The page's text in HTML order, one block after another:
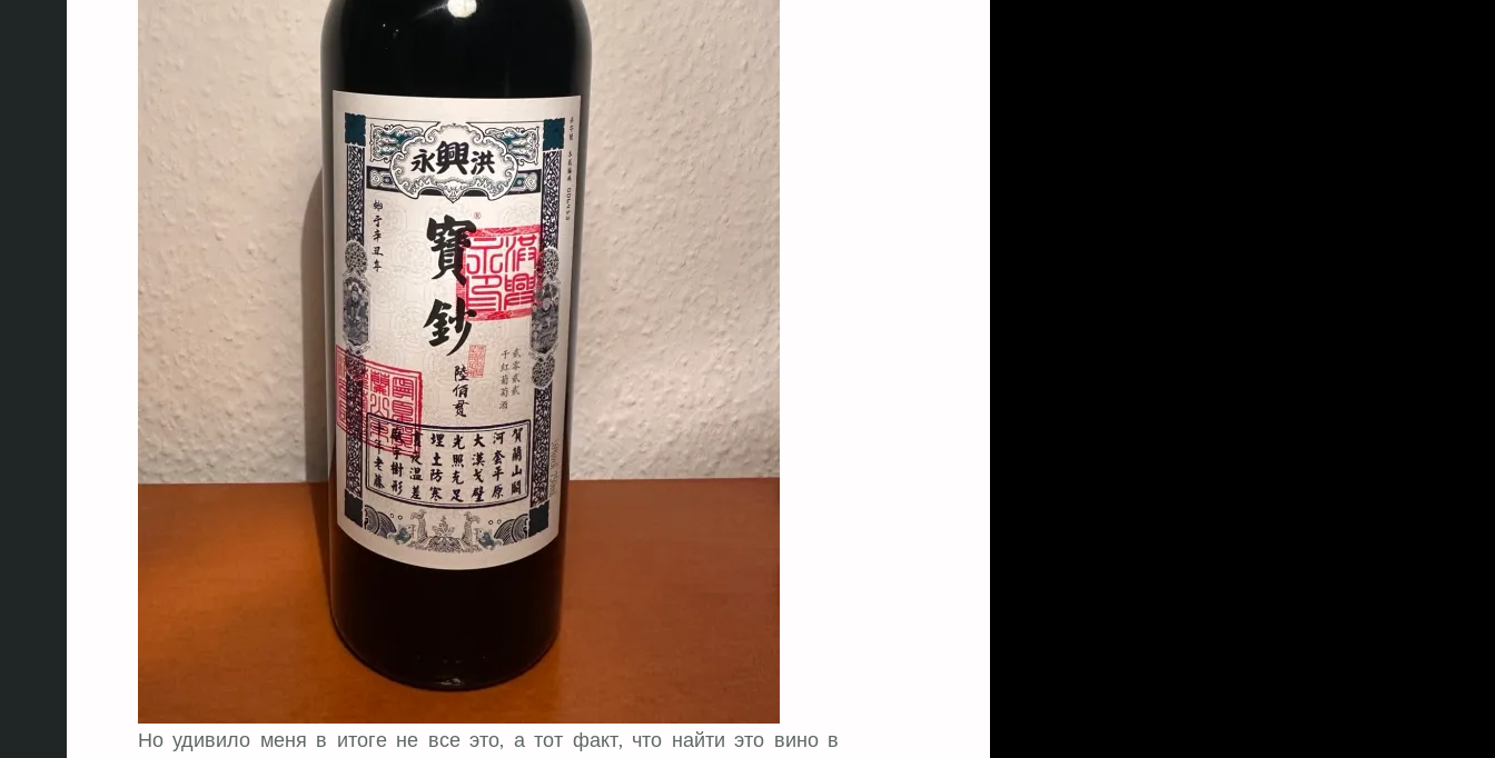
Но удивило меня в итоге не все это, а тот факт, что найти это вино в